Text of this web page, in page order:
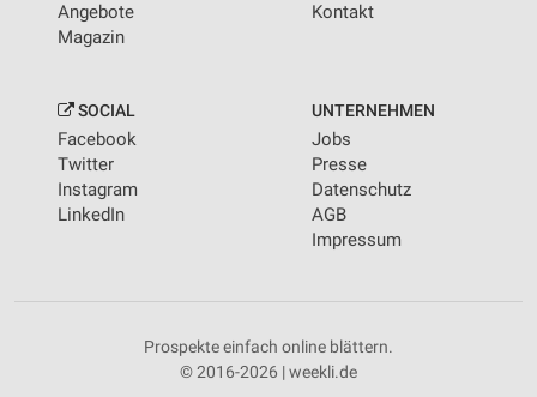
Angebote
Magazin
Kontakt
SOCIAL
Facebook
Twitter
Instagram
LinkedIn
UNTERNEHMEN
Jobs
Presse
Datenschutz
AGB
Impressum
Prospekte einfach online blättern.
© 2016-2026 | weekli.de